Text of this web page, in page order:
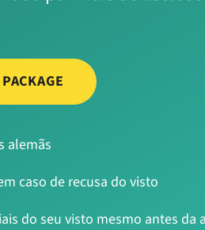
alemãs
caso de recusa do visto
do seu visto mesmo antes da